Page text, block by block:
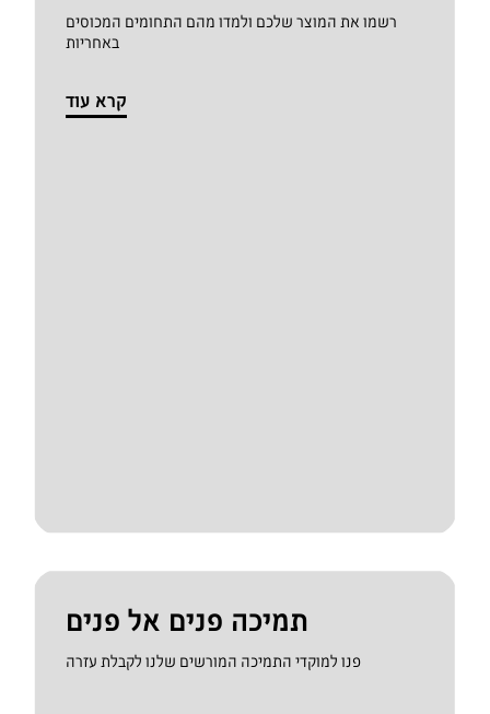
רשמו את המוצר שלכם ולמדו מהם התחומים המכוסים
באחריות
קרא עוד
תמיכה פנים אל פנים
פנו למוקדי התמיכה המורשים שלנו לקבלת עזרה